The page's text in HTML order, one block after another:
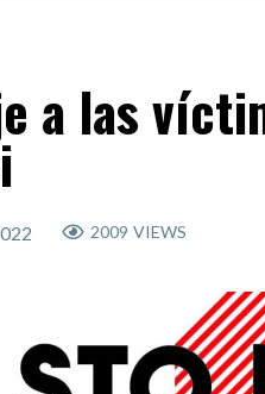
a las
2009 VIEWS